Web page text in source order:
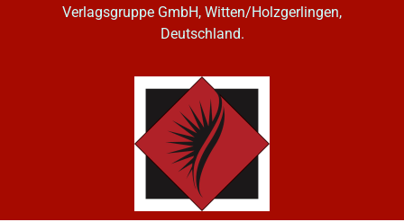
Verlagsgruppe GmbH, Witten/Holzgerlingen,
Deutschland.